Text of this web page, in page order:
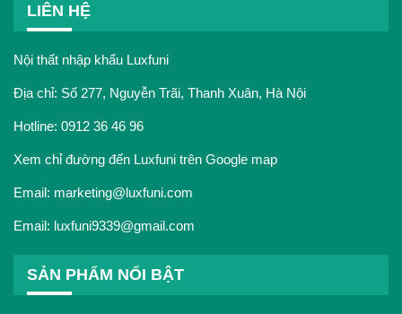
LIÊN HỆ
Nội thất nhập khẩu Luxfuni
Địa chỉ: Số 277, Nguyễn Trãi, Thanh Xuân, Hà Nội
Hotline: 0912 36 46 96
Xem chỉ đường đến Luxfuni trên Google map
Email: marketing@luxfuni.com
Email: luxfuni9339@gmail.com
SẢN PHẨM NỔI BẬT